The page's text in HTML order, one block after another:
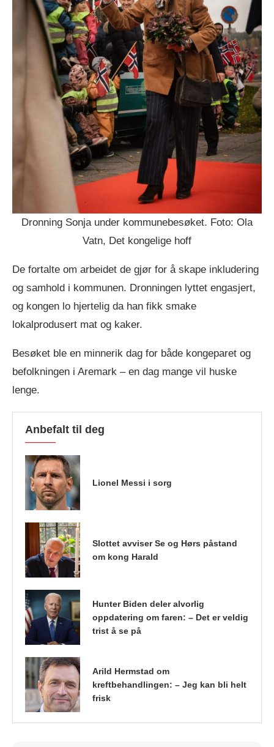
Dronning Sonja under kommunebesøket. Foto: Ola
Vatn, Det kongelige hoff
De fortalte om arbeidet de gjør for å skape inkludering
og samhold i kommunen. Dronningen lyttet engasjert,
og kongen lo hjertelig da han fikk smake
lokalprodusert mat og kaker.
Besøket ble en minnerik dag for både kongeparet og
befolkningen i Aremark – en dag mange vil huske
lenge.
Anbefalt til deg
Lionel Messi i sorg
Slottet avviser Se og Hørs påstand
om kong Harald
Hunter Biden deler alvorlig
oppdatering om faren: – Det er veldig
trist å se på
Arild Hermstad om
kreftbehandlingen: – Jeg kan bli helt
frisk